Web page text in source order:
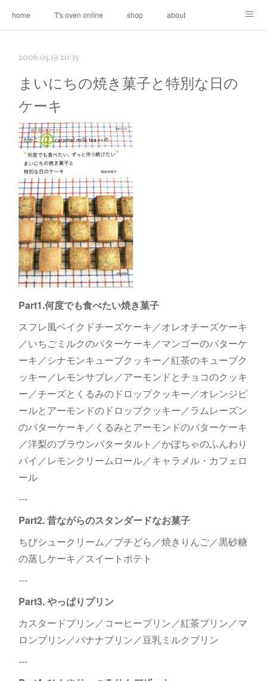
home T's oven online shop about
2006.05.19 20:35
まいにちの焼き菓子と特別な日の
ケーキ
Part1.何度でも食べたい焼き菓子
スフレ風ベイクドチーズケーキ／オレオチーズケーキ
／いちごミルクのバターケーキ／マンゴーのバターケ
ーキ／シナモンキューブクッキー／紅茶のキューブク
ッキー／レモンサブレ／アーモンドとチョコのクッキ
ー／チーズとくるみのドロップクッキー／オレンジピ
ールとアーモンドのドロップクッキー／ラムレーズン
のバターケーキ／くるみとアーモンドのバターケーキ
／洋梨のブラウンバタータルト／かぼちゃのふんわり
パイ／レモンクリームロール／キャラメル・カフェロ
ール
---
Part2. 昔ながらのスタンダードなお菓子
ちびシュークリーム／プチどら／焼きりんご／黒砂糖
の蒸しケーキ／スイートポテト
---
Part3. やっぱりプリン
カスタードプリン／コーヒープリン／紅茶プリン／マ
ロンプリン／バナナプリン／豆乳ミルクプリン
---